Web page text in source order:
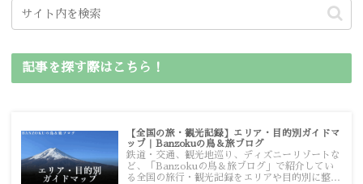
記事を探す際はこちら！
【全国の旅・観光記録】エリア・目的別ガイドマ
ップ｜Banzokuの鳥＆旅ブログ
鉄道・交通、観光地巡り、ディズニーリゾートな
ど、「Banzokuの鳥＆旅ブログ」で紹介してい
る全国の旅行・観光記録をエリアや目的別に整理